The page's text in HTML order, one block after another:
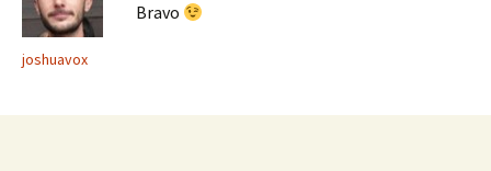
joshuavox
Bravo